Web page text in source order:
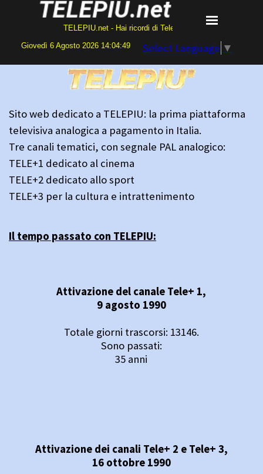
TELEPIU.net - Hai ricordi di Telepiù? Programmi o
Giovedì 6 Agosto 2026 14:04:49
Select Language ▼
Sito web dedicato a TELEPIU: la prima piattaforma
televisiva analogica a pagamento in Italia.
Tre canali tematici, con segnale PAL analogico:
TELE+1 dedicato al cinema
TELE+2 dedicato allo sport
TELE+3 per la cultura e intrattenimento
Il tempo passato con TELEPIU:
Attivazione del canale Tele+ 1,
9 agosto 1990
Totale giorni trascorsi: 13146.
Sono passati:
35 anni
Attivazione dei canali Tele+ 2 e Tele+ 3,
16 ottobre 1990